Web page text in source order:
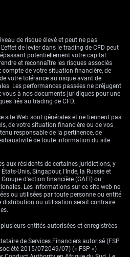
de
confortent cette posture offensive. Le
fait état la semaine dernière d’un
millions de barils, et le suivi satellite
autour du cap de Bonne-Espérance a
semaines aux délais de livraison. Ce
contrainte sévère et immédiate sur
les raffineurs européens et asiatiques.
hausse rapide des prix de 2008, mais
plus grave et structurel. À l’époque,
progressé de plus de 40 % en
Nous voyons un schéma similaire se
de la demande n’ayant pas encore
marché.
haussier marqué pendant l’été. Nous
à haute fréquence, comme la
et les chiffres de production
signes tangibles d’une
de plafonner le rallye des prix. Tant que
chaque repli du marché doit être
de risque élevé et peut ne pas
de levier dans le trading de CFD peut
potentiellement votre capital
et reconnaître les risques associés
compte de votre situation financière, de
votre tolérance au risque avant de
Les performances passées ne préjugent
vous à nos documents juridiques pour une
liés au trading de CFD.
site Web sont générales et ne tiennent pas
de votre situation financière ou de vos
responsable de la pertinence, de
de toute information du site
aux résidents de certaines juridictions, y
Unis, Singapour, l'Inde, la Russie et
d'action financière (GAFI) ou
Les informations sur ce site web ne
ou utilisées par toute personne ou entité
distribution ou utilisation serait contraire
entités autorisées et enregistrées
de Services Financiers autorisé (FSP
2015/072049/07) (« FSP »)